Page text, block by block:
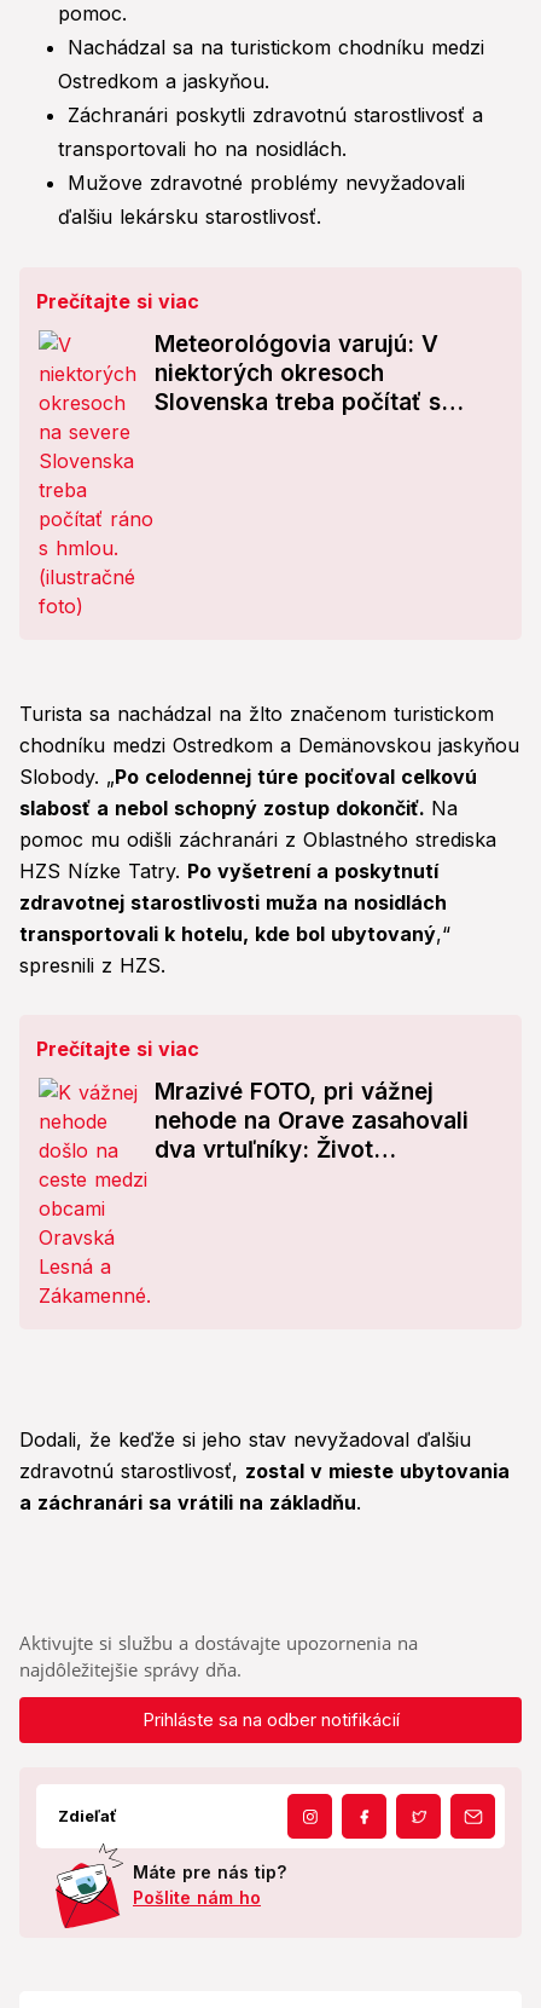
pomoc.
Nachádzal sa na turistickom chodníku medzi
Ostredkom a jaskyňou.
Záchranári poskytli zdravotnú starostlivosť a
transportovali ho na nosidlách.
Mužove zdravotné problémy nevyžadovali
ďalšiu lekársku starostlivosť.
Prečítajte si viac
Meteorológovia varujú: V
niektorých okresoch
Slovenska treba počítať s
Turista sa nachádzal na žlto značenom turistickom
chodníku medzi Ostredkom a Demänovskou jaskyňou
Slobody. „Po celodennej túre pociťoval celkovú
slabosť a nebol schopný zostup dokončiť. Na
pomoc mu odišli záchranári z Oblastného strediska
HZS Nízke Tatry. Po vyšetrení a poskytnutí
zdravotnej starostlivosti muža na nosidlách
transportovali k hotelu, kde bol ubytovaný,“
spresnili z HZS.
Prečítajte si viac
Mrazivé FOTO, pri vážnej
nehode na Orave zasahovali
dva vrtuľníky: Život
Dodali, že keďže si jeho stav nevyžadoval ďalšiu
zdravotnú starostlivosť, zostal v mieste ubytovania
a záchranári sa vrátili na základňu.
Aktivujte si službu a dostávajte upozornenia na
najdôležitejšie správy dňa.
Prihláste sa na odber notifikácií
Zdieľať
Máte pre nás tip?
Pošlite nám ho